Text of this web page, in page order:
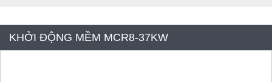
KHỞI ĐỘNG MỀM MCR8-37KW